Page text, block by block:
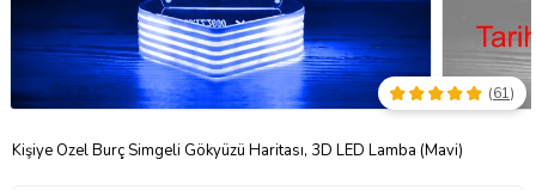
Kişiye Özel Burç Simgeli Gökyüzü Haritası, 3D LED Lamba (Mavi)
(61)